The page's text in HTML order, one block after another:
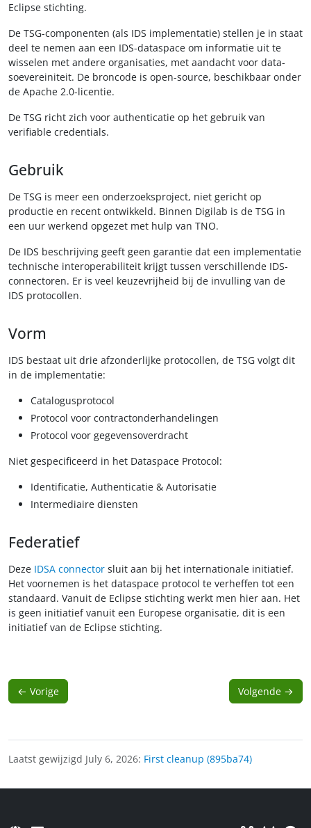
Eclipse stichting.
De TSG-componenten (als IDS implementatie) stellen je in staat
deel te nemen aan een IDS-dataspace om informatie uit te
wisselen met andere organisaties, met aandacht voor data-
soevereiniteit. De broncode is open-source, beschikbaar onder
de Apache 2.0-licentie.
De TSG richt zich voor authenticatie op het gebruik van
verifiable credentials.
Gebruik
De TSG is meer een onderzoeksproject, niet gericht op
productie en recent ontwikkeld. Binnen Digilab is de TSG in
een uur werkend opgezet met hulp van TNO.
De IDS beschrijving geeft geen garantie dat een implementatie
technische interoperabiliteit krijgt tussen verschillende IDS-
connectoren. Er is veel keuzevrijheid bij de invulling van de
IDS protocollen.
Vorm
IDS bestaat uit drie afzonderlijke protocollen, de TSG volgt dit
in de implementatie:
Catalogusprotocol
Protocol voor contractonderhandelingen
Protocol voor gegevensoverdracht
Niet gespecificeerd in het Dataspace Protocol:
Identificatie, Authenticatie & Autorisatie
Intermediaire diensten
Federatief
Deze IDSA connector sluit aan bij het internationale initiatief.
Het voornemen is het dataspace protocol te verheffen tot een
standaard. Vanuit de Eclipse stichting werkt men hier aan. Het
is geen initiatief vanuit een Europese organisatie, dit is een
initiatief van de Eclipse stichting.
← Vorige Volgende →
Laatst gewijzigd July 6, 2026: First cleanup (895ba74)